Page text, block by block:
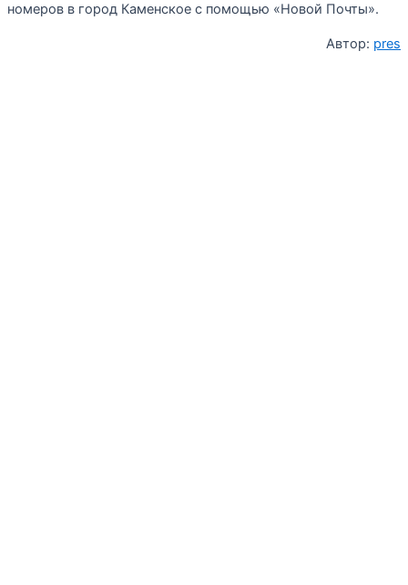
номеров в город Каменское с помощью «Новой Почты».
Автор: pres